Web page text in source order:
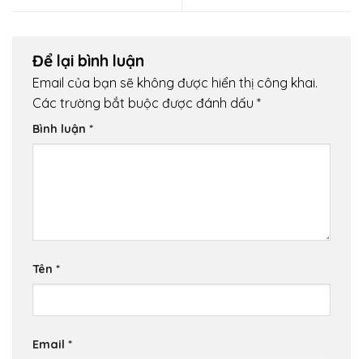
Để lại bình luận
Email của bạn sẽ không được hiển thị công khai.
Các trường bắt buộc được đánh dấu *
Bình luận *
Tên *
Email *